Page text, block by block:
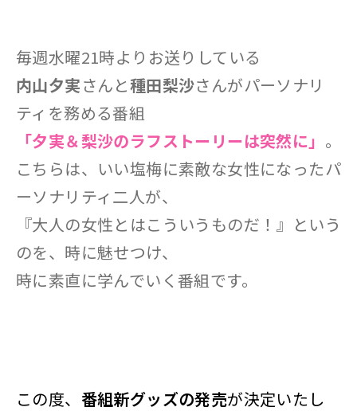
毎週水曜21時よりお送りしている
内山夕実さんと種田梨沙さんがパーソナリ
ティを務める番組
「夕実＆梨沙のラフス トーリーは突然に」 。
こちらは、いい塩梅に素敵な女性になったパ
ーソナリティ二人が、
『大人の女性とはこういうものだ！』という
のを、時に魅せつけ、
時に素直に学んでいく番組です。
この度、 番組新グッズの発売が決定いたし